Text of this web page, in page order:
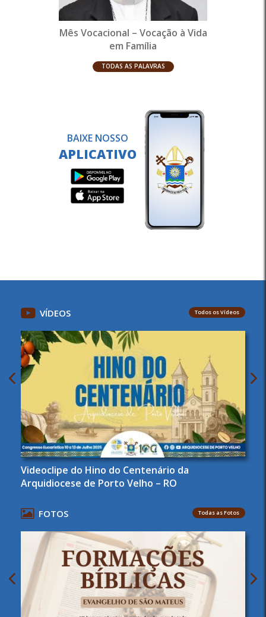
Mês Vocacional – Vocação à Vida
em Família
TODAS AS PALAVRAS
BAIXE NOSSO
APLICATIVO
VÍDEOS Todos os Vídeos
Videoclipe do Hino do Centenário da
Arquidiocese de Porto Velho – RO
FOTOS Todas as Fotos